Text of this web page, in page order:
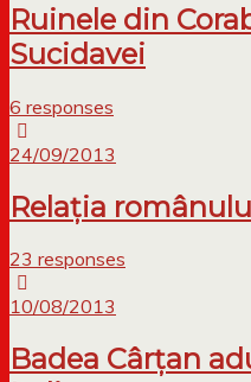
Ruinele din
Sucidavei
6 responses
24/09/2013
Relația
23 responses
10/08/2013
Badea Cârțan